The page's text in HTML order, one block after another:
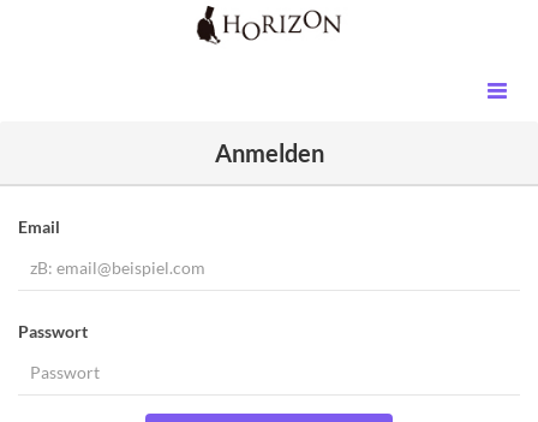
Anmelden
Email
Passwort